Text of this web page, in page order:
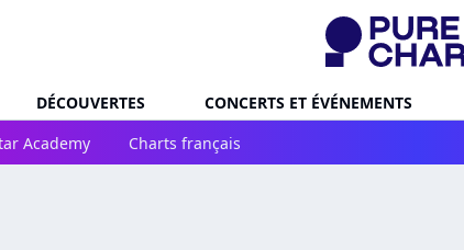
DÉCOUVERTES CONCERTS ET ÉVÉNEMENTS
Academy Charts français